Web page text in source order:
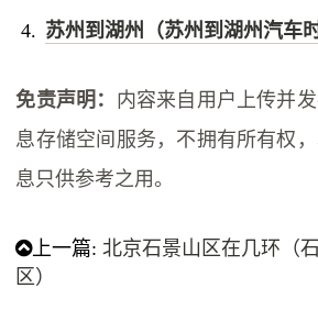
苏州到湖州（苏州到湖州汽车
免责声明： 内容来自用户上传并
息存储空间服务，不拥有所有权
息只供参考之用。
上一篇:北京石景山区在几环（
区）